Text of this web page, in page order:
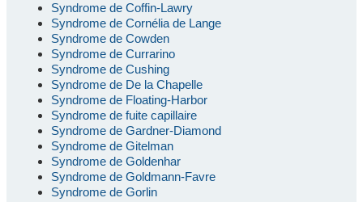
Syndrome de Coffin-Lawry
Syndrome de Cornélia de Lange
Syndrome de Cowden
Syndrome de Currarino
Syndrome de Cushing
Syndrome de De la Chapelle
Syndrome de Floating-Harbor
Syndrome de fuite capillaire
Syndrome de Gardner-Diamond
Syndrome de Gitelman
Syndrome de Goldenhar
Syndrome de Goldmann-Favre
Syndrome de Gorlin